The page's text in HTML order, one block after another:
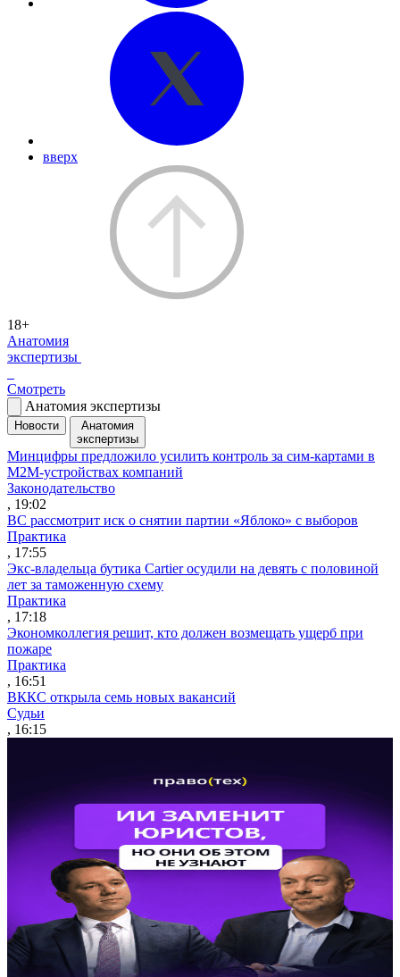
вверх
18+
Анатомия
экспертизы
Смотреть
Анатомия экспертизы
Новости
Анатомия
экспертизы
Минцифры предложило усилить контроль за сим-картами в
M2M-устройствах компаний
Законодательство
, 19:02
ВС рассмотрит иск о снятии партии «Яблоко» с выборов
Практика
, 17:55
Экс-владельца бутика Cartier осудили на девять с половиной
лет за таможенную схему
Практика
, 17:18
Экономколлегия решит, кто должен возмещать ущерб при
пожаре
Практика
, 16:51
ВККС открыла семь новых вакансий
Судьи
, 16:15